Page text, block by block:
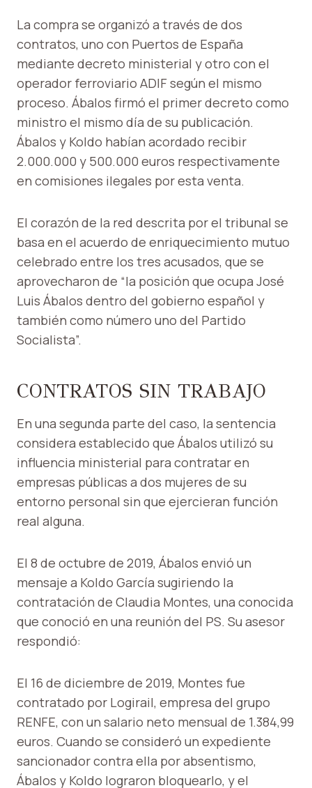
La compra se organizó a través de dos
contratos, uno con Puertos de España
mediante decreto ministerial y otro con el
operador ferroviario ADIF según el mismo
proceso. Ábalos firmó el primer decreto como
ministro el mismo día de su publicación.
Ábalos y Koldo habían acordado recibir
2.000.000 y 500.000 euros respectivamente
en comisiones ilegales por esta venta.
El corazón de la red descrita por el tribunal se
basa en el acuerdo de enriquecimiento mutuo
celebrado entre los tres acusados, que se
aprovecharon de “la posición que ocupa José
Luis Ábalos dentro del gobierno español y
también como número uno del Partido
Socialista”.
CONTRATOS SIN TRABAJO
En una segunda parte del caso, la sentencia
considera establecido que Ábalos utilizó su
influencia ministerial para contratar en
empresas públicas a dos mujeres de su
entorno personal sin que ejercieran función
real alguna.
El 8 de octubre de 2019, Ábalos envió un
mensaje a Koldo García sugiriendo la
contratación de Claudia Montes, una conocida
que conoció en una reunión del PS. Su asesor
respondió:
El 16 de diciembre de 2019, Montes fue
contratado por Logirail, empresa del grupo
RENFE, con un salario neto mensual de 1.384,99
euros. Cuando se consideró un expediente
sancionador contra ella por absentismo,
Ábalos y Koldo lograron bloquearlo, y el